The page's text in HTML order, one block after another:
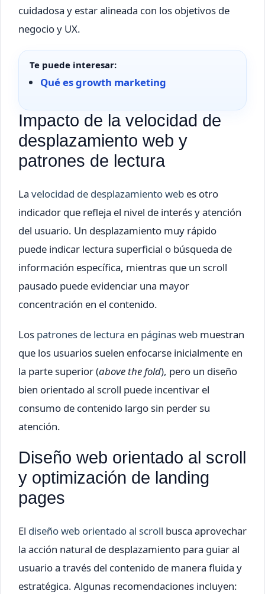
cuidadosa y estar alineada con los objetivos de
negocio y UX.
Te puede interesar:
Qué es growth marketing
Impacto de la velocidad de
desplazamiento web y
patrones de lectura
La velocidad de desplazamiento web es otro
indicador que refleja el nivel de interés y atención
del usuario. Un desplazamiento muy rápido
puede indicar lectura superficial o búsqueda de
información específica, mientras que un scroll
pausado puede evidenciar una mayor
concentración en el contenido.
Los patrones de lectura en páginas web muestran
que los usuarios suelen enfocarse inicialmente en
la parte superior (above the fold), pero un diseño
bien orientado al scroll puede incentivar el
consumo de contenido largo sin perder su
atención.
Diseño web orientado al scroll
y optimización de landing
pages
El diseño web orientado al scroll busca aprovechar
la acción natural de desplazamiento para guiar al
usuario a través del contenido de manera fluida y
estratégica. Algunas recomendaciones incluyen: